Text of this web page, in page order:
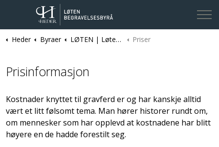
Heder Byraer LØTEN | Løten Begravelsesbyrå Priser
Prisinformasjon
Kostnader knyttet til gravferd er og har kanskje alltid
vært et litt følsomt tema. Man hører historer rundt om,
om mennesker som har opplevd at kostnadene har blitt
høyere en de hadde forestilt seg.